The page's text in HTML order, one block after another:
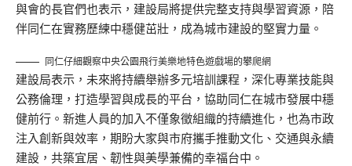
與會的長官們也表示，建設局將提供完整支持與學習資源，陪
伴同仁在實務歷練中穩健茁壯，成為城市建設的堅實力量。
同仁仔細觀察中央公園飛行美樂地特色遊戲場的攀爬網
建設局表示，未來將持續舉辦多元培訓課程，深化專業技能與
公務倫理，打造學習與成長的平台，協助同仁在城市發展中穩
健前行。新進人員的加入不僅象徵組織的持續進化，也為市政
注入創新與效率，期盼大家與市府攜手推動文化、交通與永續
建設，共築宜居、韌性與美學兼備的幸福台中。